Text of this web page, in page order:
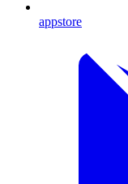
appstore